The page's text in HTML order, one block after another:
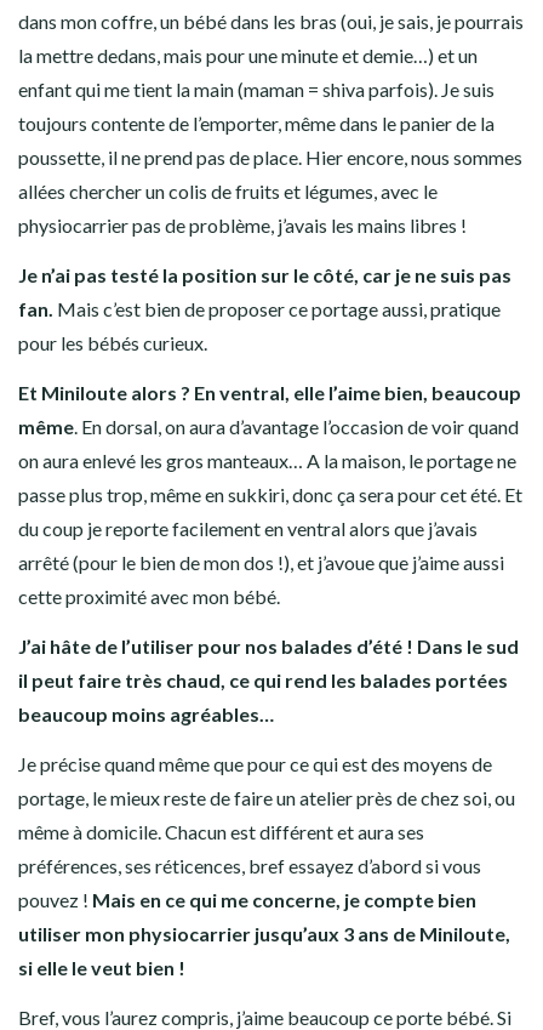
dans mon coffre, un bébé dans les bras (oui, je sais, je pourrais
la mettre dedans, mais pour une minute et demie…) et un
enfant qui me tient la main (maman = shiva parfois). Je suis
toujours contente de l’emporter, même dans le panier de la
poussette, il ne prend pas de place. Hier encore, nous sommes
allées chercher un colis de fruits et légumes, avec le
physiocarrier pas de problème, j’avais les mains libres !
Je n’ai pas testé la position sur le côté, car je ne suis pas
fan. Mais c’est bien de proposer ce portage aussi, pratique
pour les bébés curieux.
Et Miniloute alors ? En ventral, elle l’aime bien, beaucoup
même. En dorsal, on aura d’avantage l’occasion de voir quand
on aura enlevé les gros manteaux… A la maison, le portage ne
passe plus trop, même en sukkiri, donc ça sera pour cet été. Et
du coup je reporte facilement en ventral alors que j’avais
arrêté (pour le bien de mon dos !), et j’avoue que j’aime aussi
cette proximité avec mon bébé.
J’ai hâte de l’utiliser pour nos balades d’été ! Dans le sud
il peut faire très chaud, ce qui rend les balades portées
beaucoup moins agréables…
Je précise quand même que pour ce qui est des moyens de
portage, le mieux reste de faire un atelier près de chez soi, ou
même à domicile. Chacun est différent et aura ses
préférences, ses réticences, bref essayez d’abord si vous
pouvez ! Mais en ce qui me concerne, je compte bien
utiliser mon physiocarrier jusqu’aux 3 ans de Miniloute,
si elle le veut bien !
Bref, vous l’aurez compris, j’aime beaucoup ce porte bébé. Si